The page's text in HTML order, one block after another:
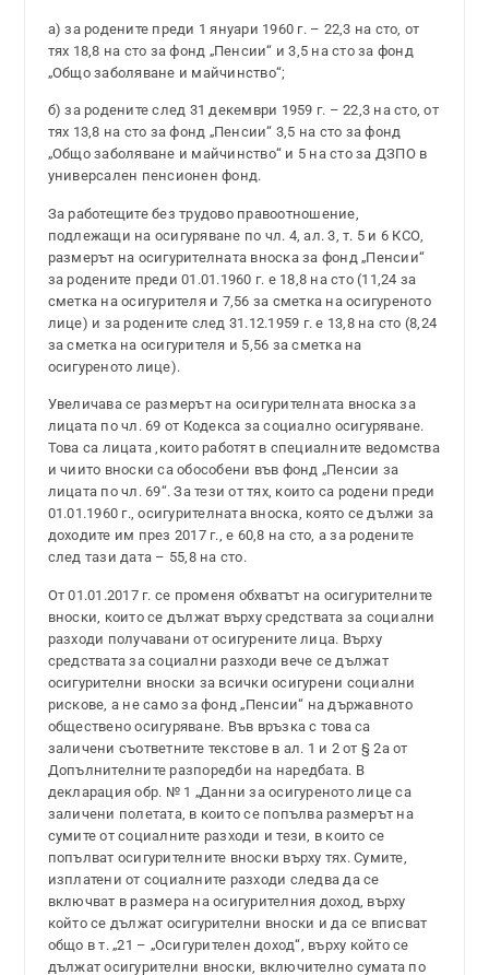
а) за родените преди 1 януари 1960 г. – 22,3 на сто, от
тях 18,8 на сто за фонд „Пенсии“ и 3,5 на сто за фонд
„Общо заболяване и майчинство“;
б) за родените след 31 декември 1959 г. – 22,3 на сто, от
тях 13,8 на сто за фонд „Пенсии“ 3,5 на сто за фонд
„Общо заболяване и майчинство“ и 5 на сто за ДЗПО в
универсален пенсионен фонд.
За работещите без трудово правоотношение,
подлежащи на осигуряване по чл. 4, ал. 3, т. 5 и 6 КСО,
размерът на осигурителната вноска за фонд „Пенсии“
за родените преди 01.01.1960 г. е 18,8 на сто (11,24 за
сметка на осигурителя и 7,56 за сметка на осигуреното
лице) и за родените след 31.12.1959 г. е 13,8 на сто (8,24
за сметка на осигурителя и 5,56 за сметка на
осигуреното лице).
Увеличава се размерът на осигурителната вноска за
лицата по чл. 69 от Кодекса за социално осигуряване.
Това са лицата ,които работят в специалните ведомства
и чиито вноски са обособени във фонд „Пенсии за
лицата по чл. 69“. За тези от тях, които са родени преди
01.01.1960 г., осигурителната вноска, която се дължи за
доходите им през 2017 г., е 60,8 на сто, а за родените
след тази дата – 55,8 на сто.
От 01.01.2017 г. се променя обхватът на осигурителните
вноски, които се дължат върху средствата за социални
разходи получавани от осигурените лица. Върху
средствата за социални разходи вече се дължат
осигурителни вноски за всички осигурени социални
рискове, а не само за фонд „Пенсии“ на държавното
обществено осигуряване. Във връзка с това са
заличени съответните текстове в ал. 1 и 2 от § 2а от
Допълнителните разпоредби на наредбата. В
декларация обр. № 1 „Данни за осигуреното лице са
заличени полетата, в които се попълва размерът на
сумите от социалните разходи и тези, в които се
попълват осигурителните вноски върху тях. Сумите,
изплатени от социалните разходи следва да се
включват в размера на осигурителния доход, върху
който се дължат осигурителни вноски и да се вписват
общо в т. „21 – „Осигурителен доход“, върху който се
дължат осигурителни вноски, включително сумата по